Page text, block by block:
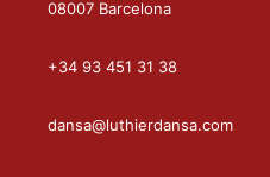
08007 Barcelona
+34 93 451 31 38
dansa@luthierdansa.com